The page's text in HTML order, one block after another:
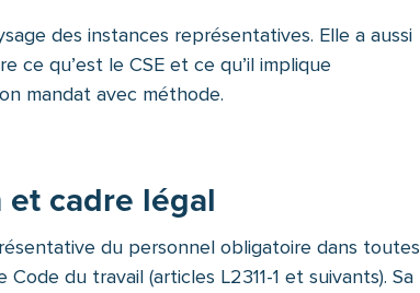
des instances représentatives. Elle a aussi
ce qu’est le CSE et ce qu’il implique
mandat avec méthode.
et cadre légal
du personnel obligatoire dans toutes
du travail (articles L2311-1 et suivants). Sa